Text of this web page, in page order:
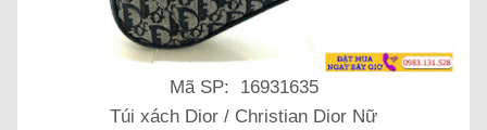
Mã SP: 16931635
Túi xách Dior / Christian Dior Nữ